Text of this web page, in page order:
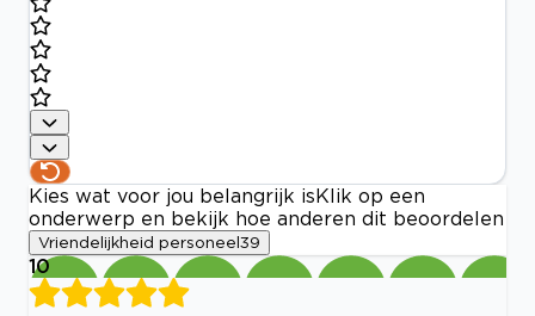
Kies wat voor jou belangrijk is Klik op een
onderwerp en bekijk hoe anderen dit beoordelen
Vriendelijkheid personeel 39
10